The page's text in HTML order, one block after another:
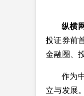
纵横
投证券前
金融圈、
作为
立与发展